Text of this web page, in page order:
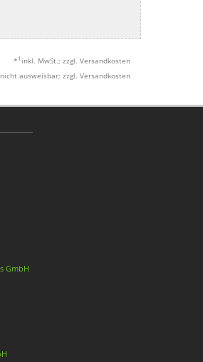
* 1 inkl. MwSt.; zzgl. Versandkosten
ausweisbar; zzgl. Versandkosten
GmbH